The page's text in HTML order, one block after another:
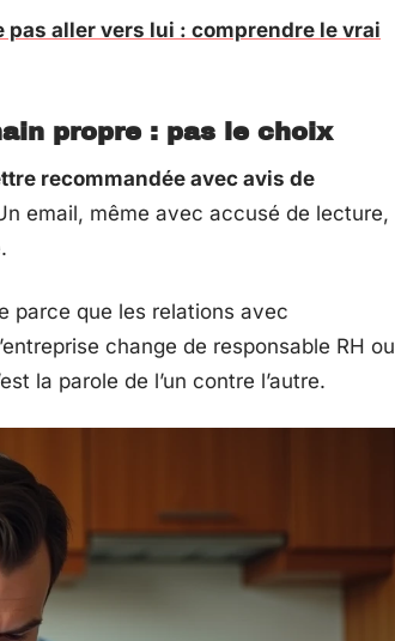
pas aller vers lui : comprendre le vrai
propre : pas le choix
recommandée avec avis de
email, même avec accusé de lecture,
parce que les relations avec
change de responsable RH ou
la parole de l’un contre l’autre.